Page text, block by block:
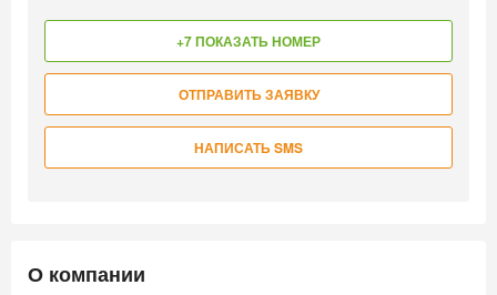
+7 ПОКАЗАТЬ НОМЕР
ОТПРАВИТЬ ЗАЯВКУ
НАПИСАТЬ SMS
О компании